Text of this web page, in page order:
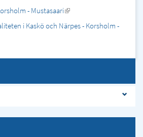
- Mustasaari(link
external)
i Kaskö och Närpes - Korsholm -